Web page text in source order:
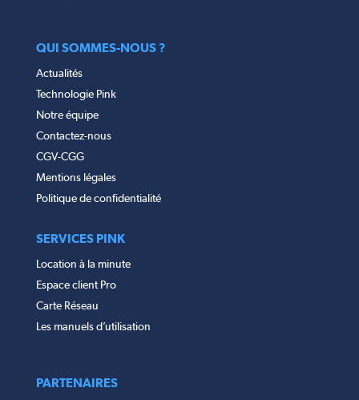
QUI SOMMES-NOUS ?
Actualités
Technologie Pink
Notre équipe
Contactez-nous
CGV-CGG
Mentions légales
Politique de confidentialité
SERVICES PINK
Location à la minute
Espace client Pro
Carte Réseau
Les manuels d’utilisation
PARTENAIRES